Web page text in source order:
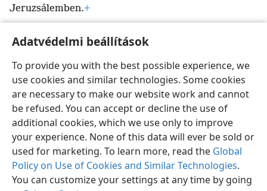
Adatvédelmi beállítások
To provide you with the best possible experience, we
use cookies and similar technologies. Some cookies
are necessary to make our website work and cannot
be refused. You can accept or decline the use of
additional cookies, which we use only to improve
your experience. None of this data will ever be sold or
used for marketing. To learn more, read the Global
Policy on Use of Cookies and Similar Technologies.
You can customize your settings at any time by going
Jeruzsálemben.+
Magyar Beállítások
Copyright© 2026 Watch Tower Bible and Tract Society of Pennsylvania
Felhasználási feltételek
Bizalmas információra vonatkozó szabályok
Adatvédelmi beállítások
JW.ORG Bejelentkezés